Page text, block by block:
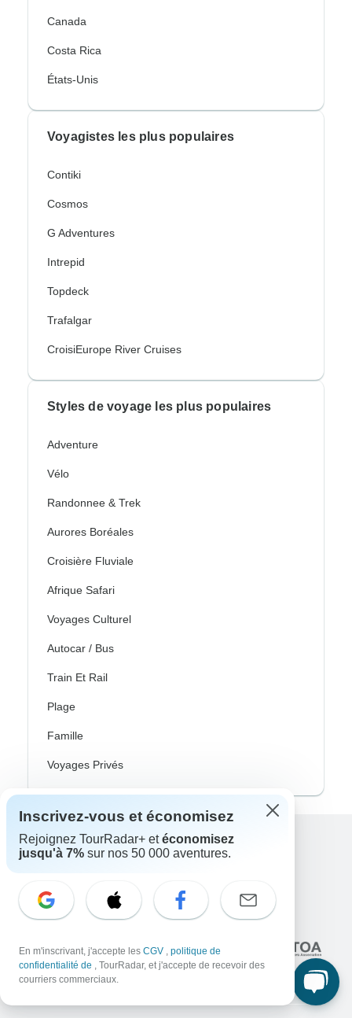
Canada
Costa Rica
États-Unis
Voyagistes les plus populaires
Contiki
Cosmos
G Adventures
Intrepid
Topdeck
Trafalgar
CroisiEurope River Cruises
Styles de voyage les plus populaires
Adventure
Vélo
Randonnee & Trek
Aurores Boréales
Croisière Fluviale
Afrique Safari
Voyages Culturel
Autocar / Bus
Train Et Rail
Plage
Famille
Voyages Privés
Excellent
En lien avec
Inscrivez-vous et économisez
Rejoignez TourRadar+ etéconomisez
jusqu'à 7% sur nos 50 000 aventures.
En m'inscrivant, j'accepte les CGV , politique de
confidentialité de , TourRadar, et j'accepte de recevoir des
courriers commerciaux.